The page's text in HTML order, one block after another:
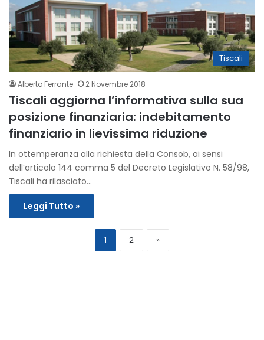
Tiscali
Alberto Ferrante 2 Novembre 2018
Tiscali aggiorna l’informativa sulla sua
posizione finanziaria: indebitamento
finanziario in lievissima riduzione
In ottemperanza alla richiesta della Consob, ai sensi
dell’articolo 144 comma 5 del Decreto Legislativo N. 58/98,
Tiscali ha rilasciato…
Leggi Tutto »
1 2 »